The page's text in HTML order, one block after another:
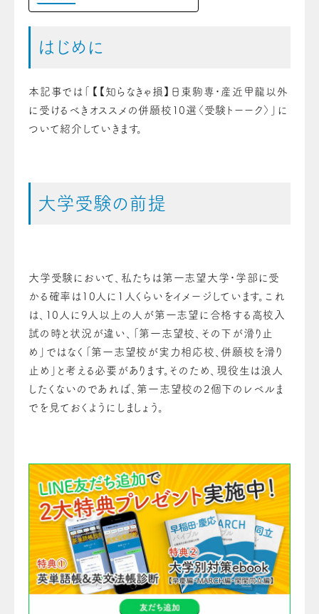
はじめに
本記事では「【【知らなきゃ損】日東駒専・産近甲龍以外
に受けるべきオススメの併願校10選〈受験トーーク〉」に
ついて紹介していきます。
大学受験の前提
大学受験において、私たちは第一志望大学・学部に受
かる確率は10人に1人くらいをイメージしています。これ
は、10人に9人以上の人が第一志望に合格する高校入
試の時と状況が違い、「第一志望校、その下が滑り止
め」ではなく「第一志望校が実力相応校、併願校を滑り
止め」と考える必要があります。そのため、現役生は浪人
したくないのであれば、第一志望校の2個下のレベルま
でを見ておくようにしましょう。